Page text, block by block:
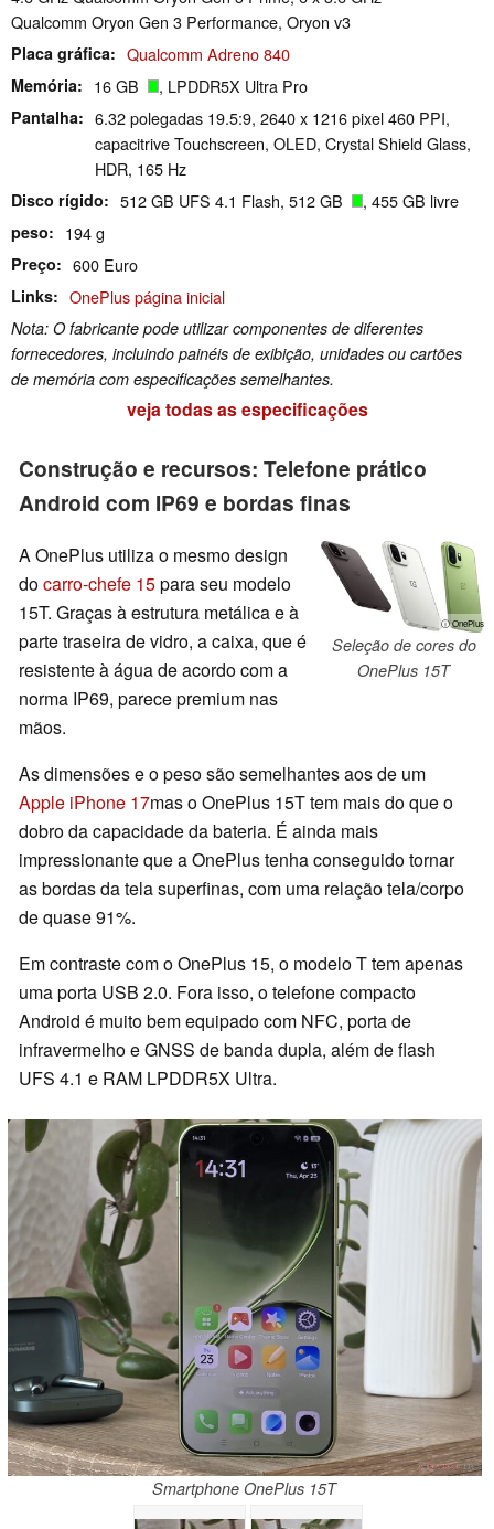
Qualcomm Oryon Gen 3 Performance, Oryon v3
Placa gráfica Qualcomm Adreno 840
Memória 16 GB , LPDDR5X Ultra Pro
Pantalha
6.32 polegadas 19.5:9, 2640 x 1216 pixel 460 PPI,
capacitrive Touchscreen, OLED, Crystal Shield Glass,
HDR, 165 Hz
Disco rígido 512 GB UFS 4.1 Flash, 512 GB , 455 GB livre
peso 194 g
Preço 600 Euro
Links OnePlus página inicial
Nota: O fabricante pode utilizar componentes de diferentes
fornecedores, incluindo painéis de exibição, unidades ou cartões
de memória com especificações semelhantes.
veja todas as especificações
Construção e recursos: Telefone prático
Android com IP69 e bordas finas
ⓘ OnePlus
Seleção de cores do
OnePlus 15T
A OnePlus utiliza o mesmo design
docarro-chefe 15para seu modelo
15T. Graças à estrutura metálica e à
parte traseira de vidro, a caixa, que é
resistente à água de acordo com a
norma IP69, parece premium nas
mãos.
As dimensões e o peso são semelhantes aos de um
Apple iPhone 17mas o OnePlus 15T tem mais do que o
dobro da capacidade da bateria. É ainda mais
impressionante que a OnePlus tenha conseguido tornar
as bordas da tela superfinas, com uma relação tela/corpo
de quase 91%.
Em contraste com o OnePlus 15, o modelo T tem apenas
uma porta USB 2.0. Fora isso, o telefone compacto
Android é muito bem equipado com NFC, porta de
infravermelho e GNSS de banda dupla, além de flash
UFS 4.1 e RAM LPDDR5X Ultra.
Smartphone OnePlus 15T